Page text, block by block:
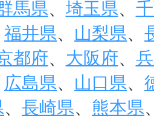
馬県、 埼玉県、
福井県、 山梨県、
都府、 大阪府、
広島県、 山口県、
、 長崎県、 熊本県